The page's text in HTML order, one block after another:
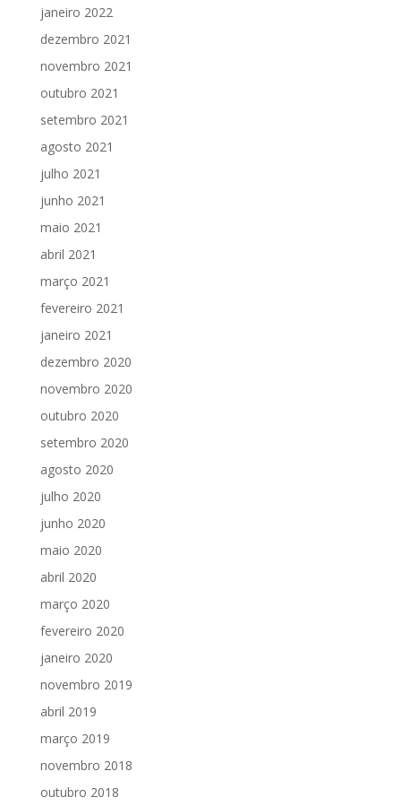
janeiro 2022
dezembro 2021
novembro 2021
outubro 2021
setembro 2021
agosto 2021
julho 2021
junho 2021
maio 2021
abril 2021
março 2021
fevereiro 2021
janeiro 2021
dezembro 2020
novembro 2020
outubro 2020
setembro 2020
agosto 2020
julho 2020
junho 2020
maio 2020
abril 2020
março 2020
fevereiro 2020
janeiro 2020
novembro 2019
abril 2019
março 2019
novembro 2018
outubro 2018